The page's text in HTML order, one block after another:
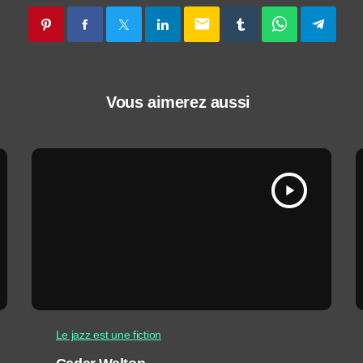
email
Vous aimerez aussi
play_arrow
Le jazz est une fiction